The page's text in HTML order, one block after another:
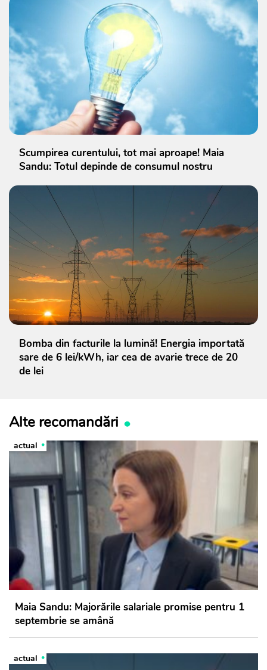
Scumpirea curentului, tot mai aproape! Maia
Sandu: Totul depinde de consumul nostru
Bomba din facturile la lumină! Energia importată
sare de 6 lei/kWh, iar cea de avarie trece de 20
de lei
Alte recomandări
actual
Maia Sandu: Majorările salariale promise pentru 1
septembrie se amână
actual